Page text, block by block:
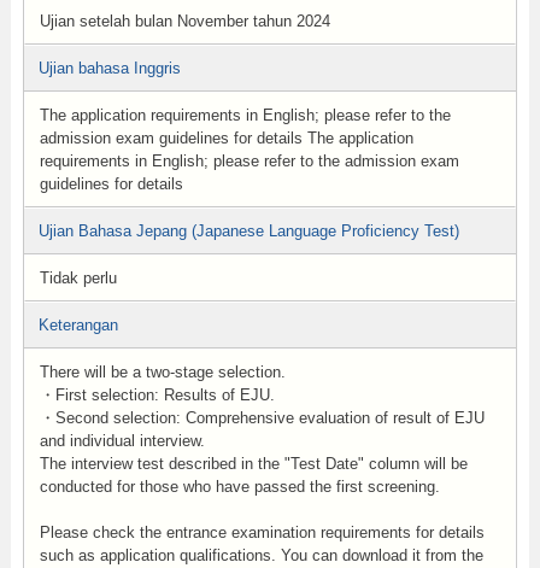
Ujian setelah bulan November tahun 2024
Ujian bahasa Inggris
The application requirements in English; please refer to the
admission exam guidelines for details The application
requirements in English; please refer to the admission exam
guidelines for details
Ujian Bahasa Jepang (Japanese Language Proficiency Test)
Tidak perlu
Keterangan
There will be a two-stage selection.
・First selection: Results of EJU.
・Second selection: Comprehensive evaluation of result of EJU
and individual interview.
The interview test described in the "Test Date" column will be
conducted for those who have passed the first screening.
Please check the entrance examination requirements for details
such as application qualifications. You can download it from the